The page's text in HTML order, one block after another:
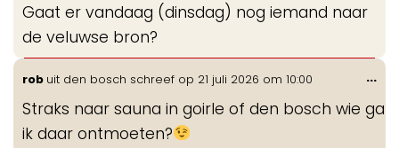
Gaat er vandaag (dinsdag) nog iemand naar
de veluwse bron?
rob uit den bosch schreef op 21 juli 2026 om 10:00
Straks naar sauna in goirle of den bosch wie ga
ik daar ontmoeten?
...